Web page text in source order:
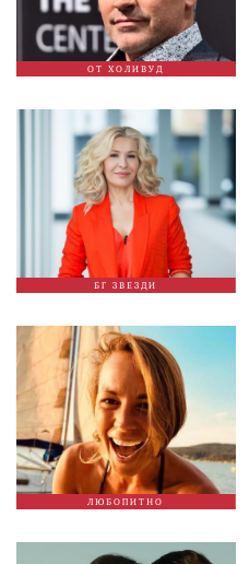
ОТ ХОЛИВУД
БГ ЗВЕЗДИ
ЛЮБОПИТНО